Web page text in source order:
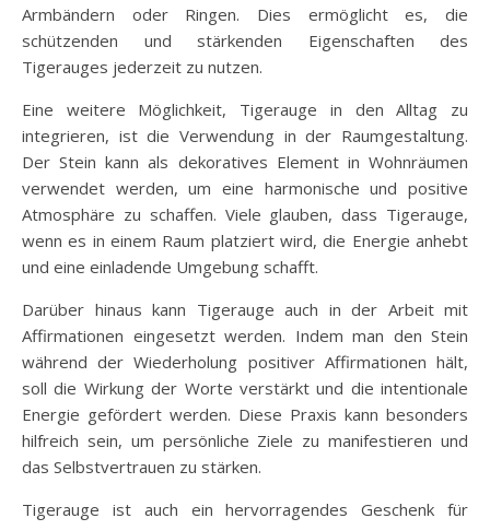
Armbändern oder Ringen. Dies ermöglicht es, die
schützenden und stärkenden Eigenschaften des
Tigerauges jederzeit zu nutzen.
Eine weitere Möglichkeit, Tigerauge in den Alltag zu
integrieren, ist die Verwendung in der Raumgestaltung.
Der Stein kann als dekoratives Element in Wohnräumen
verwendet werden, um eine harmonische und positive
Atmosphäre zu schaffen. Viele glauben, dass Tigerauge,
wenn es in einem Raum platziert wird, die Energie anhebt
und eine einladende Umgebung schafft.
Darüber hinaus kann Tigerauge auch in der Arbeit mit
Affirmationen eingesetzt werden. Indem man den Stein
während der Wiederholung positiver Affirmationen hält,
soll die Wirkung der Worte verstärkt und die intentionale
Energie gefördert werden. Diese Praxis kann besonders
hilfreich sein, um persönliche Ziele zu manifestieren und
das Selbstvertrauen zu stärken.
Tigerauge ist auch ein hervorragendes Geschenk für